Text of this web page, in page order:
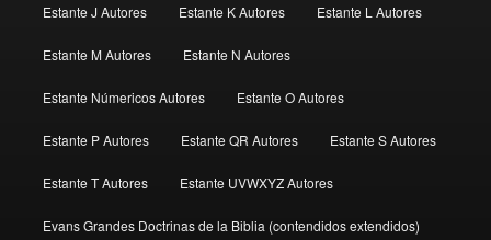
Estante J Autores Estante K Autores Estante L Autores
Estante M Autores Estante N Autores
Estante Númericos Autores Estante O Autores
Estante P Autores Estante QR Autores Estante S Autores
Estante T Autores Estante UVWXYZ Autores
Evans Grandes Doctrinas de la Biblia (contendidos extendidos)